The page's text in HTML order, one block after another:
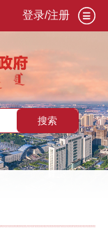
登录/注册
搜索
告